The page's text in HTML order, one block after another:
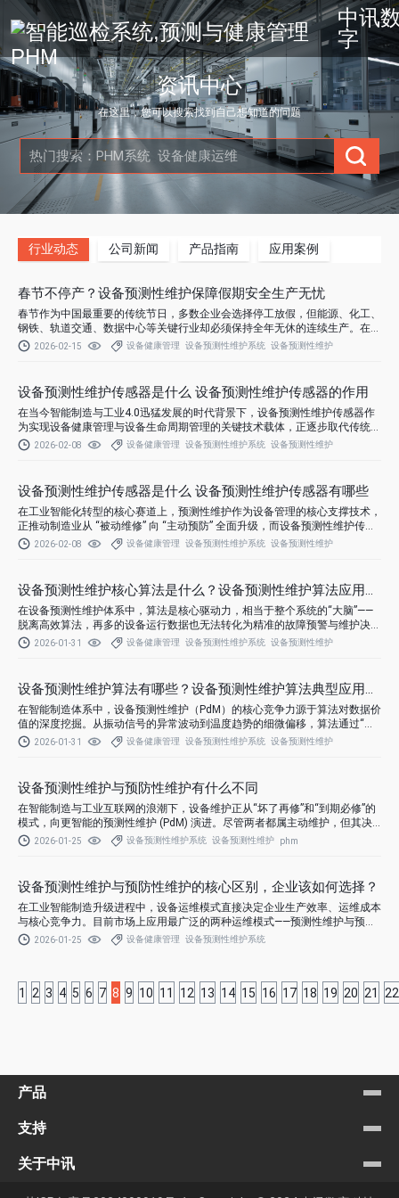
中讯
字
资讯中心
在这里，您可以搜索找到自己想知道的问题
行业动态 公司新闻 产品指南 应用案例
春节不停产？设备预测性维护保障假期安全生产无忧
春节作为中国最重要的传统节日，多数企业会选择停工放假，但能源、化工、
钢铁、轨道交通、数据中心等关键行业却必须保持全年无休的连续生产。在人
员轮休、运维力量减弱、应急响应延迟的特殊背景下，如何确保春节期间设备
2026-02-15 设备健康管理 设备预测性维护系统 设备预测性维护
设备预测性维护传感器是什么 设备预测性维护传感器的作用
在当今智能制造与工业4.0迅猛发展的时代背景下，设备预测性维护传感器作
为实现设备健康管理与设备生命周期管理的关键技术载体，正逐步取代传统的
定期检修与事后维修模式。所谓设备预测性维护传感器，是指一类能够实时采
2026-02-08 设备健康管理 设备预测性维护系统 设备预测性维护
设备预测性维护传感器是什么 设备预测性维护传感器有哪些
在工业智能化转型的核心赛道上，预测性维护作为设备管理的核心支撑技术，
正推动制造业从 “被动维修” 向 “主动预防” 全面升级，而设备预测性维护传感
器则是这一技术体系中最关键的感知基石。
2026-02-08 设备健康管理 设备预测性维护系统 设备预测性维护
设备预测性维护核心算法是什么？设备预测性维护算法应用在哪
在设备预测性维护体系中，算法是核心驱动力，相当于整个系统的“大脑”——
脱离高效算法，再多的设备运行数据也无法转化为精准的故障预警与维护决
策。2026-01-31 设备健康管理 设备预测性维护系统 设备预测性维护
设备预测性维护算法有哪些？设备预测性维护算法典型应用场景
在智能制造体系中，设备预测性维护（PdM）的核心竞争力源于算法对数据价
值的深度挖掘。从振动信号的异常波动到温度趋势的细微偏移，算法通过“数
据翻译”将设备“健康语言”转化为可执行的维护决策，成为企业从“经验运维”迈
2026-01-31 设备健康管理 设备预测性维护系统 设备预测性维护
设备预测性维护与预防性维护有什么不同
在智能制造与工业互联网的浪潮下，设备维护正从“坏了再修”和“到期必修”的
模式，向更智能的预测性维护 (PdM) 演进。尽管两者都属主动维护，但其决
策逻辑、技术架构和适用场景截然不同。
2026-01-25 设备预测性维护系统 设备预测性维护 phm
设备预测性维护与预防性维护的核心区别，企业该如何选择？
在工业智能制造升级进程中，设备运维模式直接决定企业生产效率、运维成本
与核心竞争力。目前市场上应用最广泛的两种运维模式——预测性维护与预防
性维护，常被企业混淆，导致选型失误：要么盲目投入预防性维护，造成备件
2026-01-25 设备健康管理 设备预测性维护系统
1 2 3 4 5 6 7 8 9 10 11 12 13 14 15 16 17 18 19 20 21 22
产品
支持
关于中讯